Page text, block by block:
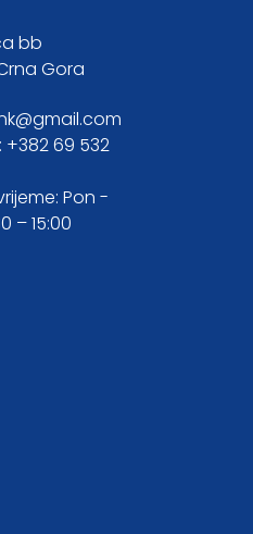
bb
Gora
+382 69 532
Pon -
– 15:00